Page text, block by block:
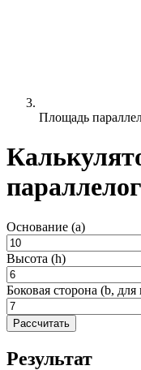
Площадь
Основание (a)
Высота (h)
Боковая сторона (b,
Рассчитать
Результат